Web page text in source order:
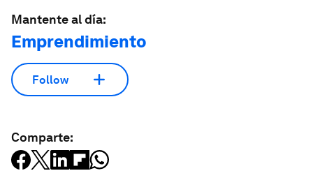
Mantente al día:
Emprendimiento
Follow
Comparte: